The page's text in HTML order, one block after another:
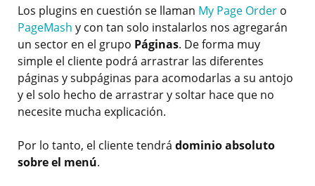
Los plugins en cuestión se llaman My Page Order o
PageMash y con tan solo instalarlos nos agregarán
un sector en el grupo Páginas. De forma muy
simple el cliente podrá arrastrar las diferentes
páginas y subpáginas para acomodarlas a su antojo
y el solo hecho de arrastrar y soltar hace que no
necesite mucha explicación.
Por lo tanto, el cliente tendrá dominio absoluto
sobre el menú.